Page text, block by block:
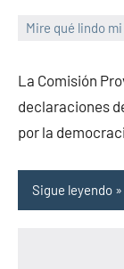
Mire qué lindo
PuroChamuyo
comentarios
La Comisión
declaraciones
por la
Sigue leyendo